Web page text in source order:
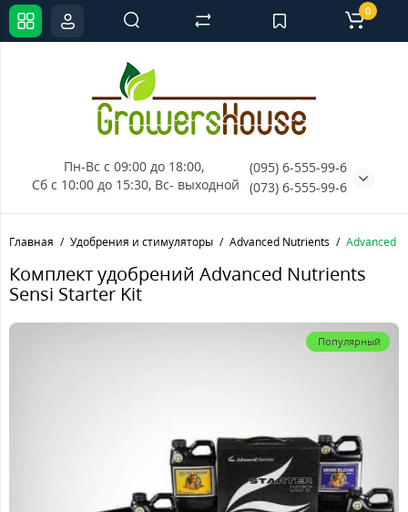
Пн-Вс с 09:00 до 18:00,
Сб с 10:00 до 15:30, Вс- выходной
(095) 6-555-99-6
(073) 6-555-99-6
0
Главная Удобрения и стимуляторы Advanced Nutrients Advanced
Комплект удобрений Advanced Nutrients
Sensi Starter Kit
Популярный